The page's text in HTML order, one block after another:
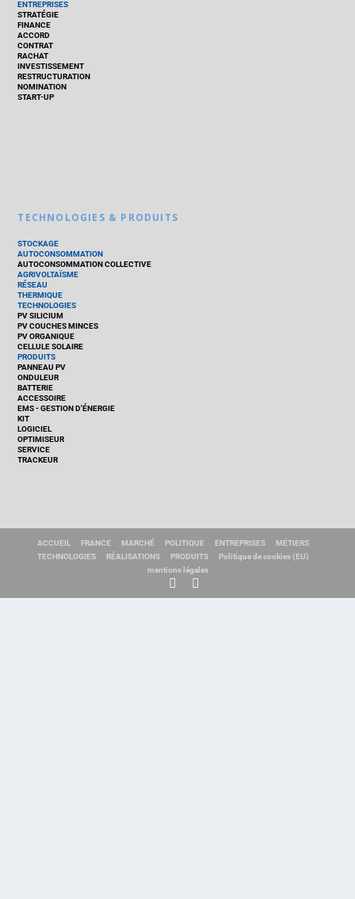
ENTREPRISES
STRATÉGIE
FINANCE
ACCORD
CONTRAT
RACHAT
INVESTISSEMENT
RESTRUCTURATION
NOMINATION
START-UP
TECHNOLOGIES & PRODUITS
STOCKAGE
AUTOCONSOMMATION
AUTOCONSOMMATION COLLECTIVE
AGRIVOLTAÏSME
RÉSEAU
THERMIQUE
TECHNOLOGIES
PV SILICIUM
PV COUCHES MINCES
PV ORGANIQUE
CELLULE SOLAIRE
PRODUITS
PANNEAU PV
ONDULEUR
BATTERIE
ACCESSOIRE
EMS - GESTION D'ÉNERGIE
KIT
LOGICIEL
OPTIMISEUR
SERVICE
TRACKEUR
ACCUEIL FRANCE MARCHÉ POLITIQUE ENTREPRISES
MÉTIERS
TECHNOLOGIES
RÉALISATIONS PRODUITS
Politique de cookies (EU)
mentions légales